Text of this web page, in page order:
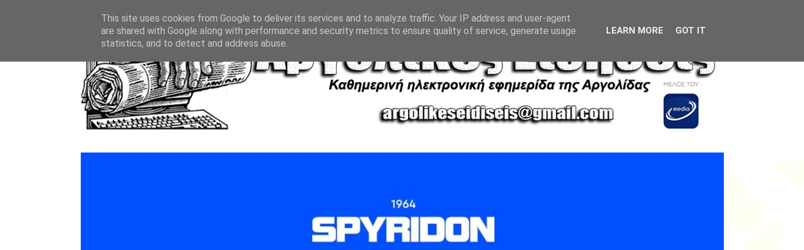
This site uses cookies from Google to deliver its services and to analyze traffic. Your IP address and user-agent
are shared with Google along with performance and security metrics to ensure quality of service, generate usage
statistics, and to detect and address abuse.
LEARN MORE GOT IT